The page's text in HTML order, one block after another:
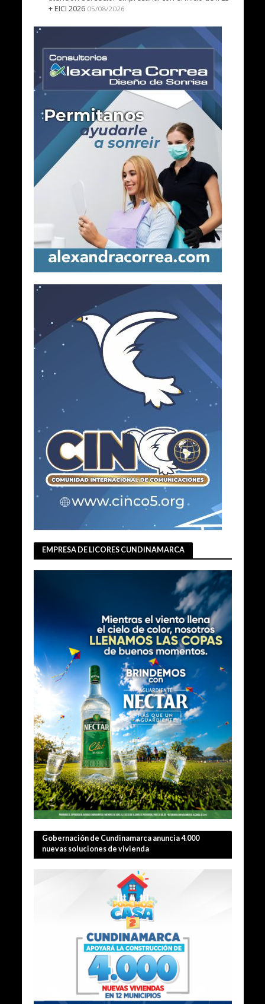
+ EICI 2026 05/08/2026
EMPRESA DE LICORES CUNDINAMARCA
Gobernación de Cundinamarca anuncia 4.000
nuevas soluciones de vivienda